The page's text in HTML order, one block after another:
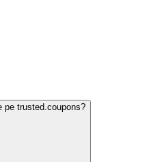
pe trusted.coupons?